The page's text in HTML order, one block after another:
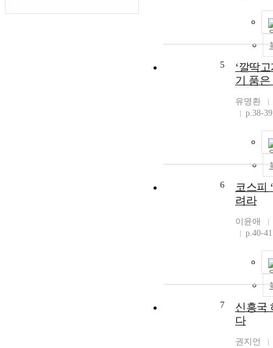
5
‘깔딱
기 품은
유명환
p.38-39
6
코스피
려라
이윤애
p.40-41
7
신흥국
다
권지언